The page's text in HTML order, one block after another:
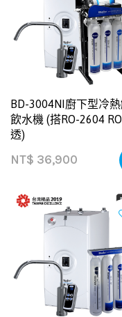
BD-3004NI廚下型冷
飲水機 (搭RO-2604
透)
NT$ 36,900